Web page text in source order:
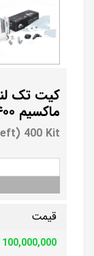
ماکسیم ۴۰۰
400 Kit
قیمت
100,000,000